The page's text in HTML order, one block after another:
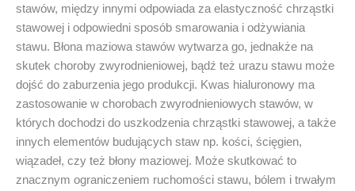
stawów, między innymi odpowiada za elastyczność chrząstki
stawowej i odpowiedni sposób smarowania i odżywiania
stawu. Błona maziowa stawów wytwarza go, jednakże na
skutek choroby zwyrodnieniowej, bądź też urazu stawu może
dojść do zaburzenia jego produkcji. Kwas hialuronowy ma
zastosowanie w chorobach zwyrodnieniowych stawów, w
których dochodzi do uszkodzenia chrząstki stawowej, a także
innych elementów budujących staw np. kości, ścięgien,
wiązadeł, czy też błony maziowej. Może skutkować to
znacznym ograniczeniem ruchomości stawu, bólem i trwałym